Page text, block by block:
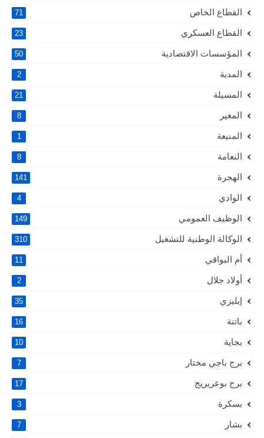
القطاع الخاص 71
القطاع العسكري 23
المؤسسات الاقتصادية 50
المدية 2
المسيلة 21
المغير 8
المنيعة 1
النعامة 8
الهجرة 141
الوادي 4
الوظيف العمومي 149
الوكالة الوطنية للتشغيل 310
أم البواقي 11
أولاد جلال 2
إيليزي 35
باتنة 16
بجاية 10
برج باجي مختار 7
برج بوعريريج 17
بسكرة 3
بشار 7